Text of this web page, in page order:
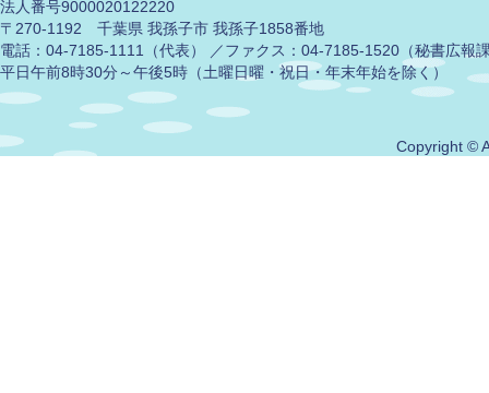
法人番号9000020122220
〒270-1192 千葉県 我孫子市 我孫子1858番地
電話：04-7185-1111（代表） ／ファクス：04-7185-1520（秘書広報
平日午前8時30分～午後5時（土曜日曜・祝日・年末年始を除く）
Copyright ©